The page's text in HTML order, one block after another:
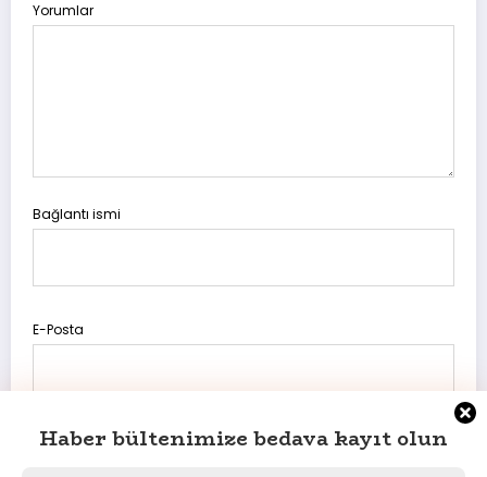
Haber bültenimize bedava kayıt olun
Yorumlar
Bağlantı ismi
E-Posta